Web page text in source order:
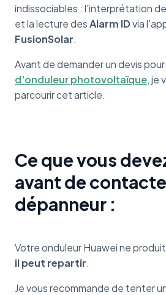
indissociables : l'interprétation
et la lecture desAlarm IDvia
FusionSolar.
Avant de demander un devis pour
d'onduleur photovoltaïque, je
parcourir cet article.
Ce que vous
avant de
dépanneur :
Votre onduleur Huawei ne
il peut repartir.
Je vous recommande de tenter